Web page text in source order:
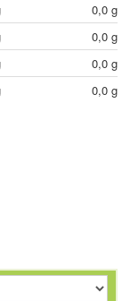
0,0 g
0,0 g
0,0 g
0,0 g